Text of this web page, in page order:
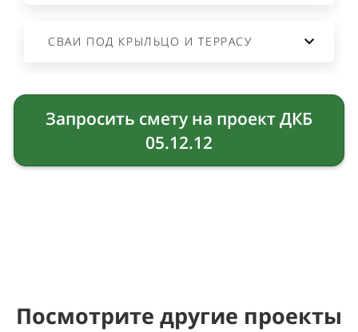
СВАИ ПОД КРЫЛЬЦО И ТЕРРАСУ
Запросить смету на проект ДКБ
05.12.12
Посмотрите другие проекты